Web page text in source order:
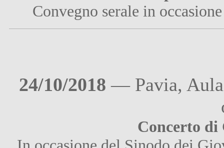
Convegno serale in
24/10/2018 — Pavia,
Concerto di